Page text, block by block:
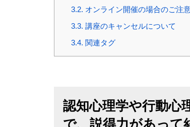
3.2. オンライン開催の場合のご注
3.3. 講座のキャンセルについて
3.4. 関連タグ
認知心理学や行動心
で、説得力があって